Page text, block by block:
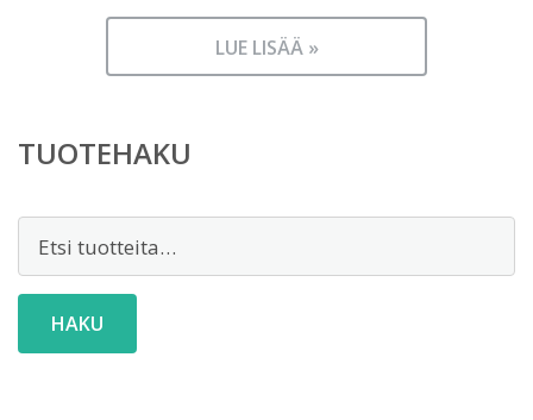
LUE LISÄÄ »
TUOTEHAKU
Etsi:
HAKU